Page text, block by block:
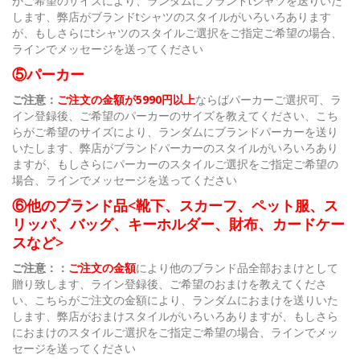
します、弊店がブランドtシャツのスタイルがいろいろあります
が、もしさらにtシャツのスタイルご選択をご指定ご希望の場合、
ラインでメッセージを送ってください
⑤パーカー
ご注意： ご注文の金額が5990円以上ならばパーカーご選択可、ラ
イン登録後、ご希望のパーカーのサイズを教えてください、こち
らがご希望のサイズにより、ランダムにブランドパーカーを送り
いたします、弊店がブランドパーカーのスタイルがいろいろあり
ますが、もしさらにパーカーのスタイルご選択をご指定ご希望の
場合、ラインでメッセージを送ってください
⑥他のブランド品<靴下、スカーフ、ペット服、ス
リッパ、バッグ、キーホルダー、財布、カードケー
スなど>
ご注意：： ご注文の金額により他のブランド品全部おまけとして
贈り致します、ライン登録後、ご希望のおまけを教えてくださ
い、こちらがご注文の金額により、ランダムにおまけを送りいた
します、弊店がおまけスタイルがいろいろありますが、もしさら
におまけのスタイルご選択をご指定ご希望の場合、ラインでメッ
セージを送ってください